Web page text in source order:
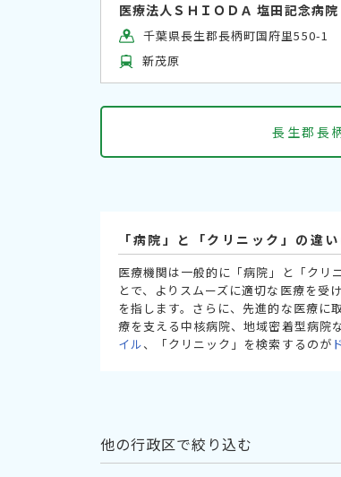
医療法人ＳＨＩＯＤＡ 塩田記念病院
千葉県長生郡長柄町国府里550-1
新茂原
長生郡長
「病院」と「クリニック」の違
医療機関は一般的に「病院」と「クリ
とで、よりスムーズに適切な医療を受
を指します。さらに、先進的な医療に
療を支える中核病院、地域密着型病院
イル、「クリニック」を検索するのが
他の行政区で絞り込む